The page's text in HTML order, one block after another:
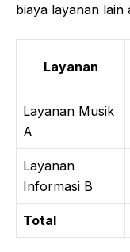
biaya layanan lain
Layanan
Layanan Musik
A
Layanan
Informasi B
Total